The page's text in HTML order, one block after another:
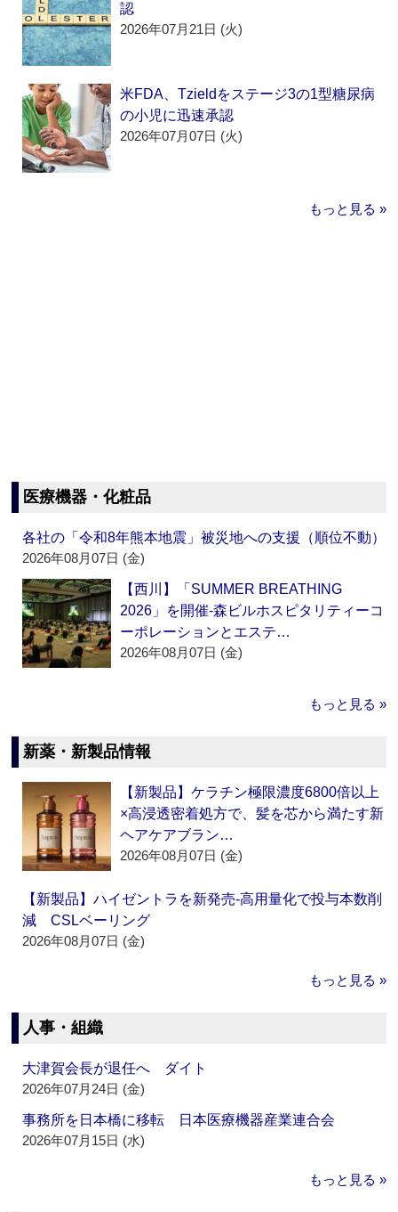
認
2026年07月21日 (火)
米FDA、Tzieldをステージ3の1型糖尿病
の小児に迅速承認
2026年07月07日 (火)
もっと見る »
医療機器・化粧品
各社の「令和8年熊本地震」被災地への支援（順位不動）
2026年08月07日 (金)
【西川】「SUMMER BREATHING
2026」を開催‐森ビルホスピタリティーコ
ーポレーションとエステ…
2026年08月07日 (金)
もっと見る »
新薬・新製品情報
【新製品】ケラチン極限濃度6800倍以上
×高浸透密着処方で、髪を芯から満たす新
ヘアケアブラン…
2026年08月07日 (金)
【新製品】ハイゼントラを新発売‐高用量化で投与本数削
減 CSLベーリング
2026年08月07日 (金)
もっと見る »
人事・組織
大津賀会長が退任へ ダイト
2026年07月24日 (金)
事務所を日本橋に移転 日本医療機器産業連合会
2026年07月15日 (水)
もっと見る »